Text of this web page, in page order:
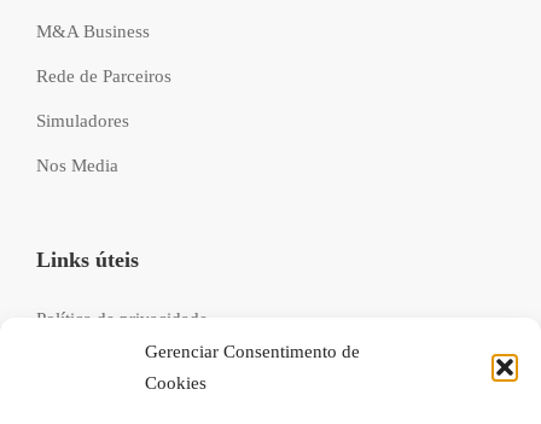
Gerenciar Consentimento de
Cookies
M&A Business
Rede de Parceiros
Simuladores
Nos Media
Links úteis
Política de privacidade
Livro de reclamações